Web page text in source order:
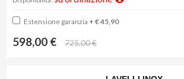
Estensione garanzia + € 45,90
598,00 € 725,00 €